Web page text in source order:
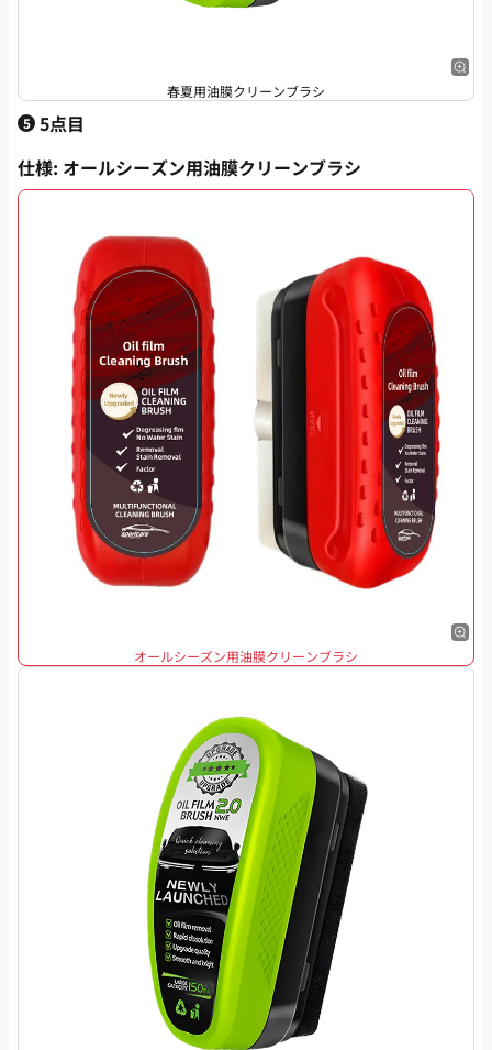
春夏用油膜クリーンブラシ
5 5点目
仕様: オールシーズン用油膜クリーンブラシ
オールシーズン用油膜クリーンブラシ